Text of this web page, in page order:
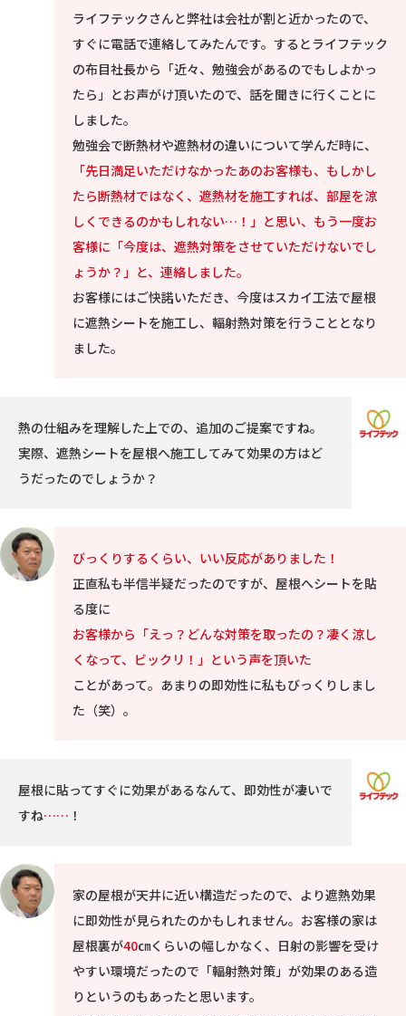
ライフテックさんと弊社は会社が割と近かったので、
すぐに電話で連絡してみたんです。するとライフテック
の布目社長から「近々、勉強会があるのでもしよかっ
たら」とお声がけ頂いたので、話を聞きに行くことに
しました。
勉強会で断熱材や遮熱材の違いについて学んだ時に、
「先日満足いただけなかったあのお客様も、もしかし
たら断熱材ではなく、遮熱材を施工すれば、部屋を涼
しくできるのかもしれない…！」と思い、もう一度お
客様に「今度は、遮熱対策をさせていただけないでし
ょうか？」と、連絡しました。
お客様にはご快諾いただき、今度はスカイ工法で屋根
に遮熱シートを施工し、輻射熱対策を行うこととなり
ました。
熱の仕組みを理解した上での、追加のご提案ですね。
実際、遮熱シートを屋根へ施工してみて効果の方はど
うだったのでしょうか？
びっくりするくらい、いい反応がありました！
正直私も半信半疑だったのですが、屋根へシートを貼
る度に
お客様から「えっ？どんな対策を取ったの？凄く涼し
くなって、ビックリ！」という声を頂いた
ことがあって。あまりの即効性に私もびっくりしまし
た（笑）。
屋根に貼ってすぐに効果があるなんて、即効性が凄いで
すね…… ！
家の屋根が天井に近い構造だったので、より遮熱効果
に即効性が見られたのかもしれません。お客様の家は
屋根裏が40㎝くらいの幅しかなく、日射の影響を受け
やすい環境だったので「輻射熱対策」が効果のある造
りというのもあったと思います。